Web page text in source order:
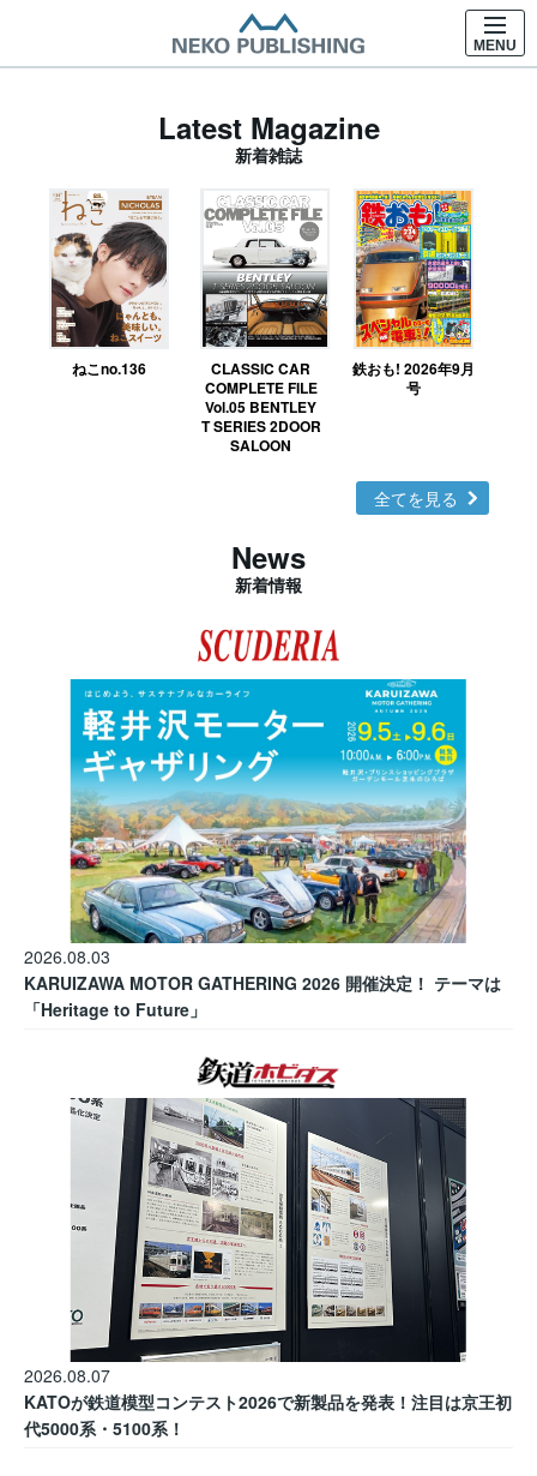
MENU
Latest Magazine
新着雑誌
ねこno.136
CLASSIC CAR
COMPLETE FILE
Vol.05 BENTLEY
T SERIES 2DOOR
SALOON
鉄おも! 2026年9月
号
全てを見る
News
新着情報
2026.08.03
KARUIZAWA MOTOR GATHERING 2026 開催決定！ テーマは
「Heritage to Future」
2026.08.07
KATOが鉄道模型コンテスト2026で新製品を発表！注目は京王初
代5000系・5100系！